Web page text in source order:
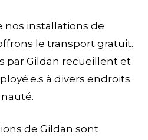
nos installations de
le transport gratuit.
par Gildan recueillent et
à divers endroits
de Gildan sont